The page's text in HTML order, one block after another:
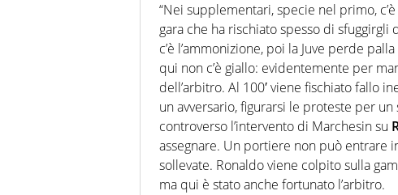
“Nei supplementari, specie nel primo,
gara che ha rischiato spesso di sfuggirgli
c’è l’ammonizione, poi la Juve perde
qui non c’è giallo: evidentemente per
dell’arbitro. Al 100′ viene fischiato fallo
un avversario, figurarsi le proteste per un
controverso l’intervento di Marchesin su
assegnare. Un portiere non può entrare
sollevate. Ronaldo viene colpito sulla
ma qui è stato anche fortunato l’arbitro.